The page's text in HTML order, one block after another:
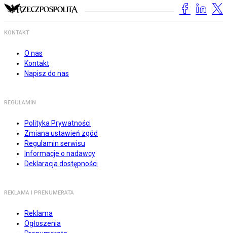
KONTAKT
O nas
Kontakt
Napisz do nas
REGULAMIN
Polityka Prywatności
Zmiana ustawień zgód
Regulamin serwisu
Informacje o nadawcy
Deklaracja dostępności
REKLAMA I PRENUMERATA
Reklama
Ogłoszenia